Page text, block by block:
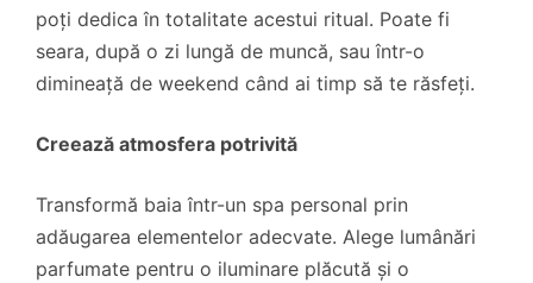
poți dedica în totalitate acestui ritual. Poate fi
seara, după o zi lungă de muncă, sau într-o
dimineață de weekend când ai timp să te răsfeți.
Creează atmosfera potrivită
Transformă baia într-un spa personal prin
adăugarea elementelor adecvate. Alege lumânări
parfumate pentru o iluminare plăcută și o